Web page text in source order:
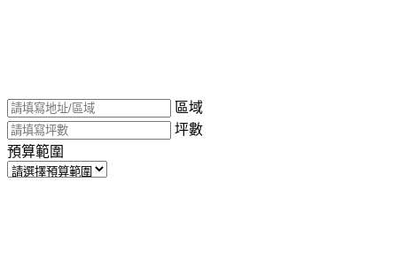
區域
坪數
預算範圍